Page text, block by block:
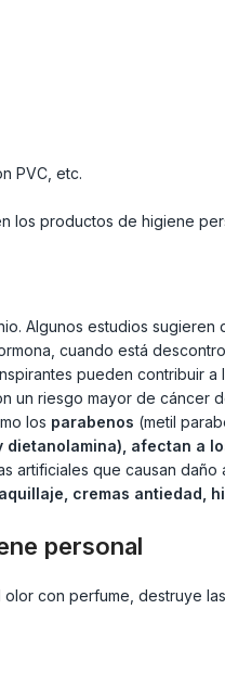
PVC, etc.
los productos de higiene
Algunos estudios sugieren
cuando está
pueden contribuir
riesgo mayor de cáncer
los parabenos (metil
dietanolamina), afectan a
artificiales que causan
cremas antiedad,
personal
olor con perfume, destruye